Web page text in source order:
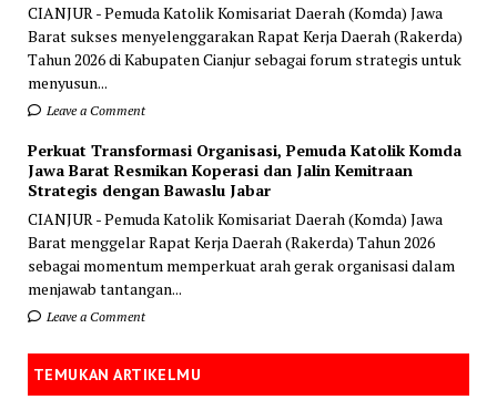
CIANJUR - Pemuda Katolik Komisariat Daerah (Komda) Jawa
Barat sukses menyelenggarakan Rapat Kerja Daerah (Rakerda)
Tahun 2026 di Kabupaten Cianjur sebagai forum strategis untuk
menyusun...
Leave a Comment
Perkuat Transformasi Organisasi, Pemuda Katolik Komda
Jawa Barat Resmikan Koperasi dan Jalin Kemitraan
Strategis dengan Bawaslu Jabar
CIANJUR - Pemuda Katolik Komisariat Daerah (Komda) Jawa
Barat menggelar Rapat Kerja Daerah (Rakerda) Tahun 2026
sebagai momentum memperkuat arah gerak organisasi dalam
menjawab tantangan...
Leave a Comment
TEMUKAN ARTIKELMU